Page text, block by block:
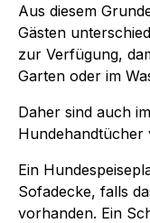
Aus diesem
Gästen
zur Verfügung,
Garten oder im
Daher sind auch
Hundehandtücher
Ein
Sofadecke, falls
vorhanden. Ein